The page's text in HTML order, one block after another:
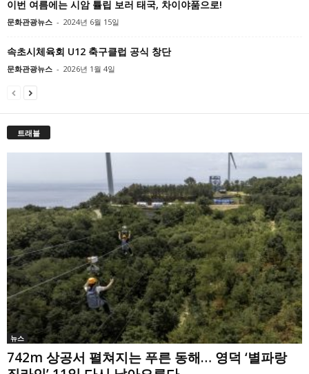
이번 여름에는 시암 튤립 보러 태국, 차이야품으로!
문화관광뉴스 - 2024년 6월 15일
속초시체육회 U12 축구클럽 공식 창단
문화관광뉴스 - 2026년 1월 4일
트래블
뉴스
742m 상공서 펼쳐지는 푸른 동해… 영덕 ‘별파랑